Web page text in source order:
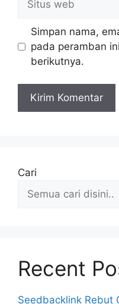
web
Simpan nama,
pada peramban
berikutnya.
Cari
Recent
Seedbacklink Rebut